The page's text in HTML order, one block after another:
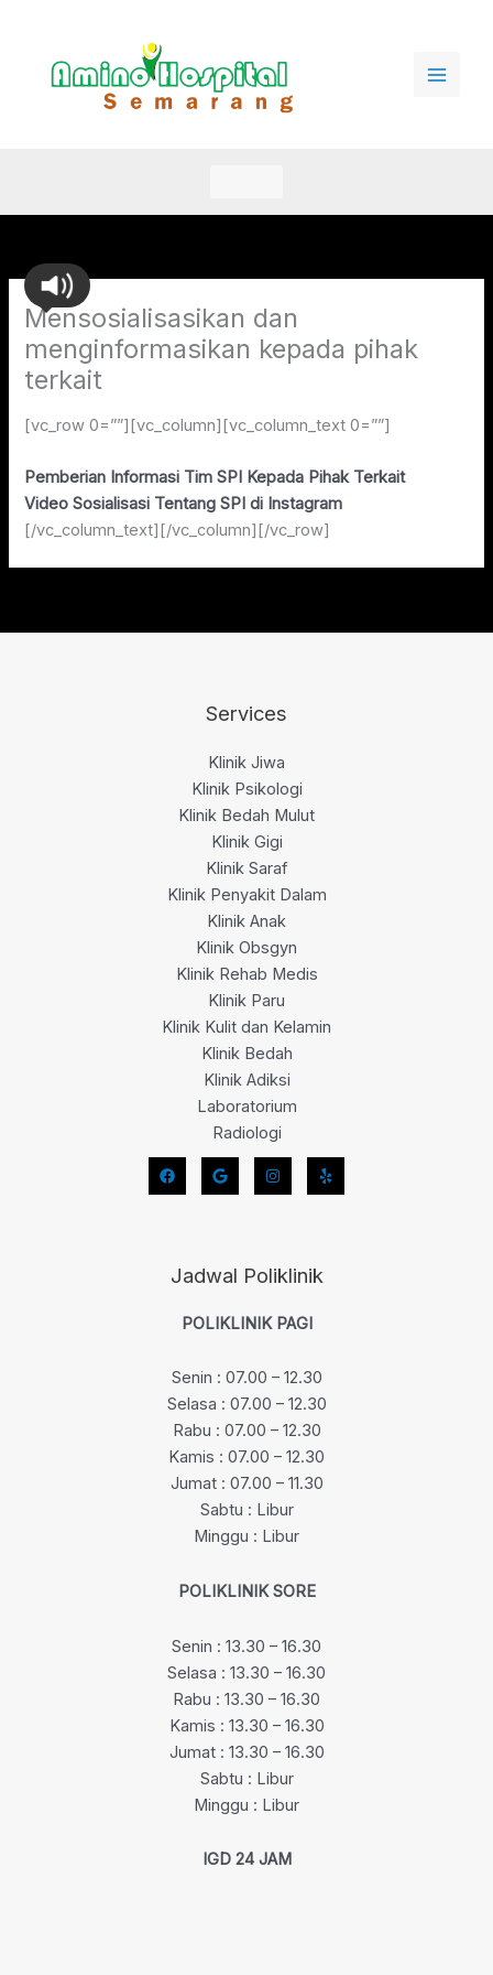
Mensosialisasikan dan
menginformasikan kepada pihak
terkait
[vc_row 0=””][vc_column][vc_column_text 0=””]
Pemberian Informasi Tim SPI Kepada Pihak Terkait
Video Sosialisasi Tentang SPI di Instagram
[/vc_column_text][/vc_column][/vc_row]
Services
Klinik Jiwa
Klinik Psikologi
Klinik Bedah Mulut
Klinik Gigi
Klinik Saraf
Klinik Penyakit Dalam
Klinik Anak
Klinik Obsgyn
Klinik Rehab Medis
Klinik Paru
Klinik Kulit dan Kelamin
Klinik Bedah
Klinik Adiksi
Laboratorium
Radiologi
Jadwal Poliklinik
POLIKLINIK PAGI
Senin : 07.00 – 12.30
Selasa : 07.00 – 12.30
Rabu : 07.00 – 12.30
Kamis : 07.00 – 12.30
Jumat : 07.00 – 11.30
Sabtu : Libur
Minggu : Libur
POLIKLINIK SORE
Senin : 13.30 – 16.30
Selasa : 13.30 – 16.30
Rabu : 13.30 – 16.30
Kamis : 13.30 – 16.30
Jumat : 13.30 – 16.30
Sabtu : Libur
Minggu : Libur
IGD 24 JAM